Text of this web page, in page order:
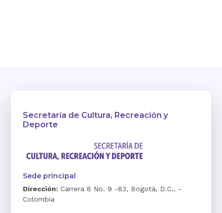
Secretaría de Cultura, Recreación y
Deporte
Sede principal
Dirección: Carrera 8 No. 9 -83, Bogotá, D.C., -
Colombia